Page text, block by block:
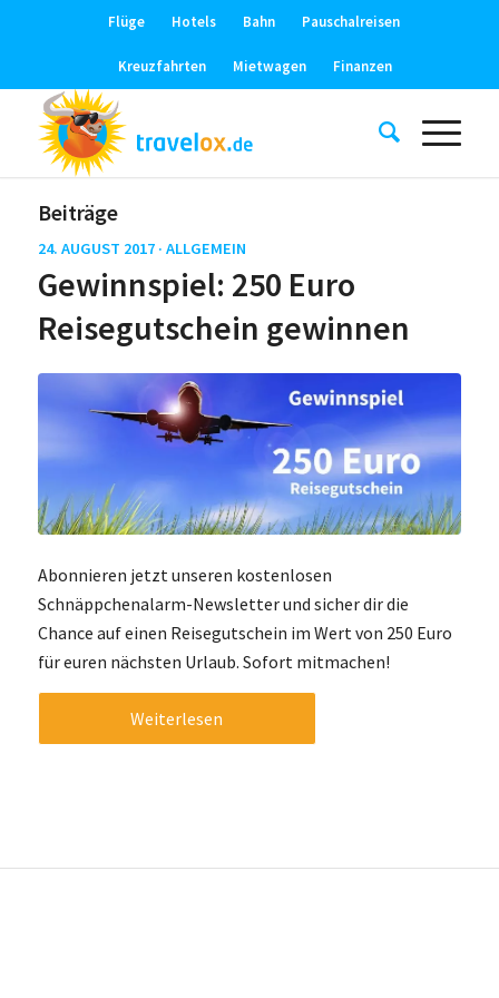
Flüge Hotels Bahn Pauschalreisen
Kreuzfahrten Mietwagen Finanzen
Beiträge
24. AUGUST 2017 · ALLGEMEIN
Gewinnspiel: 250 Euro
Reisegutschein gewinnen
Abonnieren jetzt unseren kostenlosen
Schnäppchenalarm-Newsletter und sicher dir die
Chance auf einen Reisegutschein im Wert von 250 Euro
für euren nächsten Urlaub. Sofort mitmachen!
Weiterlesen